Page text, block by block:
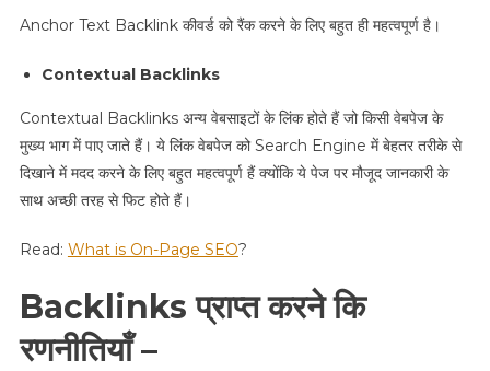
Anchor Text Backlink कीवर्ड को रैंक करने के लिए बहुत ही महत्वपूर्ण है।
Contextual Backlinks
Contextual Backlinks अन्य वेबसाइटों के लिंक होते हैं जो किसी वेबपेज के
मुख्य भाग में पाए जाते हैं। ये लिंक वेबपेज को Search Engine में बेहतर तरीके से
दिखाने में मदद करने के लिए बहुत महत्वपूर्ण हैं क्योंकि ये पेज पर मौजूद जानकारी के
साथ अच्छी तरह से फिट होते हैं।
Read: What is On-Page SEO?
Backlinks प्राप्त करने कि
रणनीतियाँ –